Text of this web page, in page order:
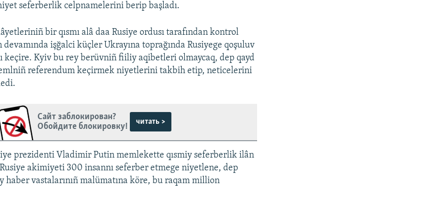
seferberlik celpnamelerini berip başladı.
bir qısmı alâ daa Rusiye ordusı tarafından kontrol
işğalci küçler Ukrayına toprağında Rusiyege qoşuluv
keçire. Kyiv bu rey berüvniñ fiiliy aqibetleri olmaycaq, dep qayd
referendum keçirmek niyetlerini takbih etip, neticelerini
Сайт заблокирован?
Обойдите блокировку!
читать >
prezidenti Vladimir Putin memlekette qısmiy seferberlik ilân
akimiyeti 300 insannı seferber etmege niyetlene, dep
vastalarınıñ malümatına köre, bu raqam million